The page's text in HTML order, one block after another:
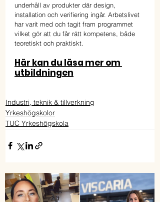
underhåll av produkter där design,
installation och verifiering ingår. Arbetslivet
har varit med och tagit fram programmet
vilket gör att du får rätt kompetens, både
teoretiskt och praktiskt.
Här kan du läsa mer om
utbildningen
Industri, teknik & tillverkning
Yrkeshögskolor
TUC Yrkeshögskola